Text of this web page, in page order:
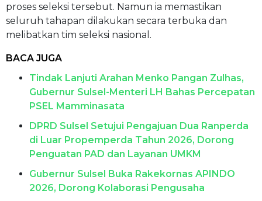
proses seleksi tersebut. Namun ia memastikan
seluruh tahapan dilakukan secara terbuka dan
melibatkan tim seleksi nasional.
BACA JUGA
Tindak Lanjuti Arahan Menko Pangan Zulhas,
Gubernur Sulsel-Menteri LH Bahas Percepatan
PSEL Mamminasata
DPRD Sulsel Setujui Pengajuan Dua Ranperda
di Luar Propemperda Tahun 2026, Dorong
Penguatan PAD dan Layanan UMKM
Gubernur Sulsel Buka Rakekornas APINDO
2026, Dorong Kolaborasi Pengusaha